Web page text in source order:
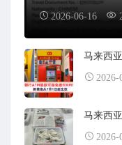
2026-06-16
马来西
2026-
马来西
2026-